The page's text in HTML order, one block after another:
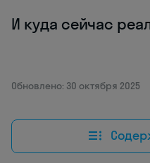
И куда сейчас
Обновлено: 30 октября 2025